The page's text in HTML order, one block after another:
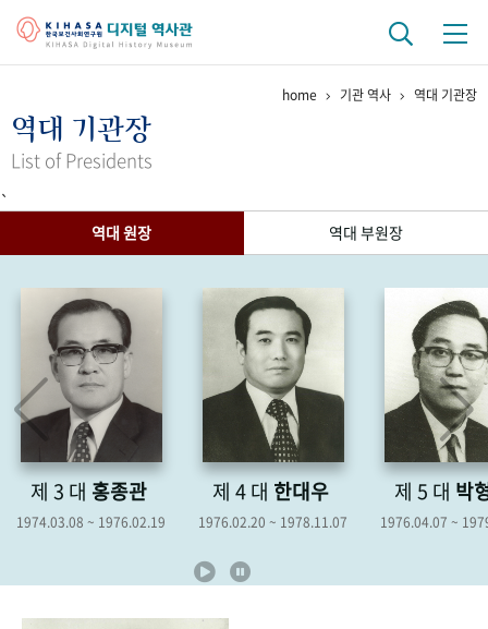
걸어온 길 기관 변천사
연구 역사
정책과 연구 키워드로 보는 연구 역사
연구자들
기록물 아카이브
사진 아카이브 문서 기록물 행정박물 영상 기록물
50+1주년 기념
성과 50선 숫자로 보는 50년 50 +1주년 광장
세계와 함께 한 KIHASA
home 기관 역사 역대 기관장
역대 기관장
List of Presidents
`
역대 원장
역대 부원장
제 3 대 홍종관
1974.03.08 ~ 1976.02.19
제 4 대 한대우
1976.02.20 ~ 1978.11.07
제 5 대 박
1976.04.07 ~